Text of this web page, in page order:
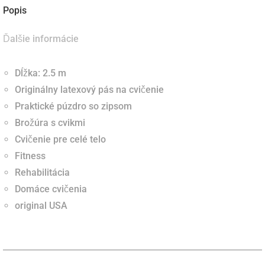
Popis
Ďalšie informácie
Dĺžka: 2.5 m
Originálny latexový pás na cvičenie
Praktické púzdro so zipsom
Brožúra s cvikmi
Cvičenie pre celé telo
Fitness
Rehabilitácia
Domáce cvičenia
original USA